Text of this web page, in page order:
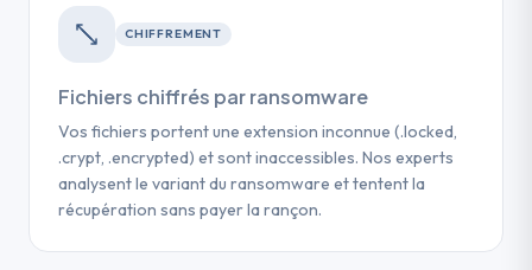
CHIFFREMENT
Fichiers chiffrés par ransomware
Vos fichiers portent une extension inconnue (.locked,
.crypt, .encrypted) et sont inaccessibles. Nos experts
analysent le variant du ransomware et tentent la
récupération sans payer la rançon.